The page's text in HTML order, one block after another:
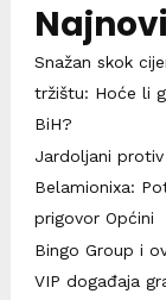
Snažan skok
tržištu: Hoće li
BiH?
Jardoljani
Belamionixa:
prigovor Općini
Bingo Group i
VIP događaja